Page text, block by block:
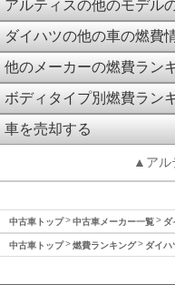
アルティスの他のモデル
ダイハツの他の車の燃費
他のメーカーの燃費ラン
ボディタイプ別燃費ラン
車を売却する
▲アル
中古車トップ 中古車メーカー一覧 ダ
中古車トップ 燃費ランキング ダイハ